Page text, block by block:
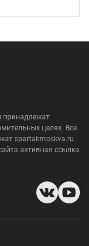
принадлежат
целях. Все
spartakmoskva.ru.
активная ссылка